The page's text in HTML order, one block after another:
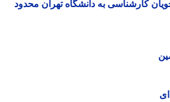
کارشناسی به دانشگاه تهران محدود